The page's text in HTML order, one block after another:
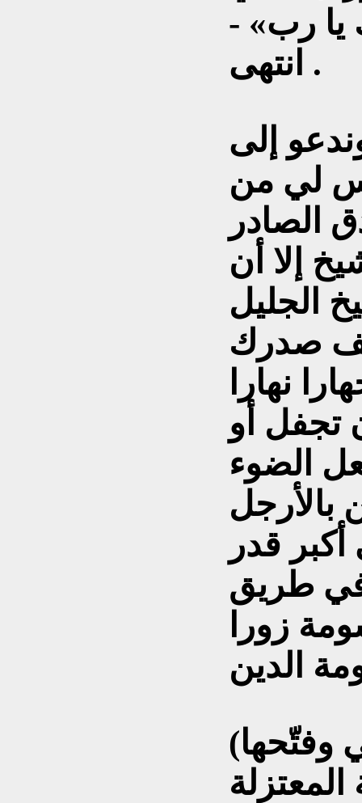
يا رب» -
انتهى .
إلى
لي من
الصادر
إلا أن
الجليل
صدرك
نهارا
تجفل أو
الضوء
بالأرجل
قدر
في طريق
زورا
وفتّحها)
المعتزلة